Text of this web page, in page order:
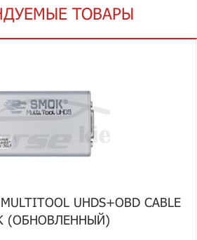
ТОВАРЫ
UHDS+OBD CABLE
(ОБНОВЛЕННЫЙ)